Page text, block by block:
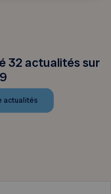
32 actualités sur
actualités